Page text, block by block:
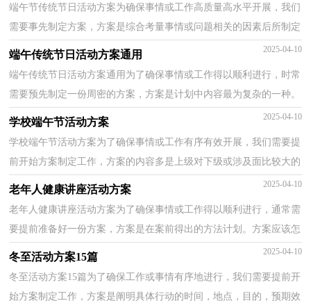
端午节传统节日活动方案为确保事情或工作高质量高水平开展，我们
需要事先制定方案，方案是综合考量事情或问题相关的因素后所制定
的书面计划。那么问题来了，方案应该怎么写？以下是...
端午传统节日活动方案通用 2025-04-10
端午传统节日活动方案通用为了确保事情或工作得以顺利进行，时常
需要预先制定一份周密的方案，方案是计划中内容最为复杂的一种。
方案应该怎么制定才好呢？下面是小编收集整理的端...
学校端午节活动方案 2025-04-10
学校端午节活动方案为了确保事情或工作有序有效开展，我们需要提
前开始方案制定工作，方案的内容多是上级对下级或涉及面比较大的
工作，一般都用带“文件头”形式下发。方案应该怎...
老年人健康讲座活动方案 2025-04-10
老年人健康讲座活动方案为了确保事情或工作得以顺利进行，通常需
要提前准备好一份方案，方案是在案前得出的方法计划。方案应该怎
么制定才好呢？以下是小编帮大家整理的老年人健康...
冬至活动方案15篇 2025-04-10
冬至活动方案15篇为了确保工作或事情有序地进行，我们需要提前开
始方案制定工作，方案是阐明具体行动的时间，地点，目的，预期效